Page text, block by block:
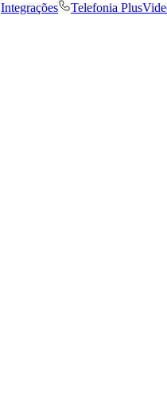
Integrações Telefonia Plus